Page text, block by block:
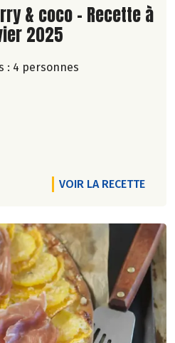
& coco - Recette à
2025
: 4 personnes
VOIR LA RECETTE